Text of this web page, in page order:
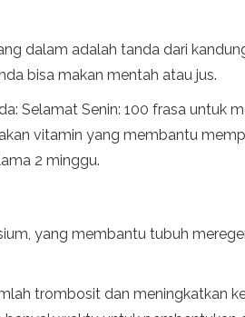
dalam adalah tanda dari
bisa makan mentah atau jus.
Selamat Senin: 100 frasa untuk
vitamin yang membantu
2 minggu.
yang membantu tubuh
trombosit dan meningkatkan